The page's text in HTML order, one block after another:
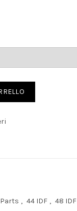
, 44 IDF , 48 IDF